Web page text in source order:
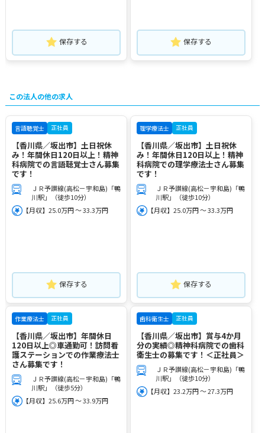
保存する 保存する
この法人の他の求人
言語聴覚士 正社員
【香川県／坂出市】土日祝休
み！年間休日120日以上！精神
科病院での言語聴覚士さん募集
です！
ＪＲ予讃線(高松－宇和島)「鴨
川駅」（徒歩10分）
【月収】25.0万円 ～ 33.3万円
保存する
理学療法士 正社員
【香川県／坂出市】土日祝休
み！年間休日120日以上！精神
科病院での理学療法士さん募集
です！
ＪＲ予讃線(高松－宇和島)「鴨
川駅」（徒歩10分）
【月収】25.0万円 ～ 33.3万円
保存する
作業療法士 正社員
【香川県／坂出市】年間休日
120日以上◎車通勤可！訪問看
護ステーションでの作業療法士
さん募集です！
ＪＲ予讃線(高松－宇和島)「鴨
川駅」（徒歩5分）
【月収】25.6万円 ～ 33.9万円
歯科衛生士 正社員
【香川県／坂出市】賞与4か月
分の実績◎精神科病院での歯科
衛生士の募集です！＜正社員＞
ＪＲ予讃線(高松－宇和島)「鴨
川駅」（徒歩10分）
【月収】23.2万円 ～ 27.3万円